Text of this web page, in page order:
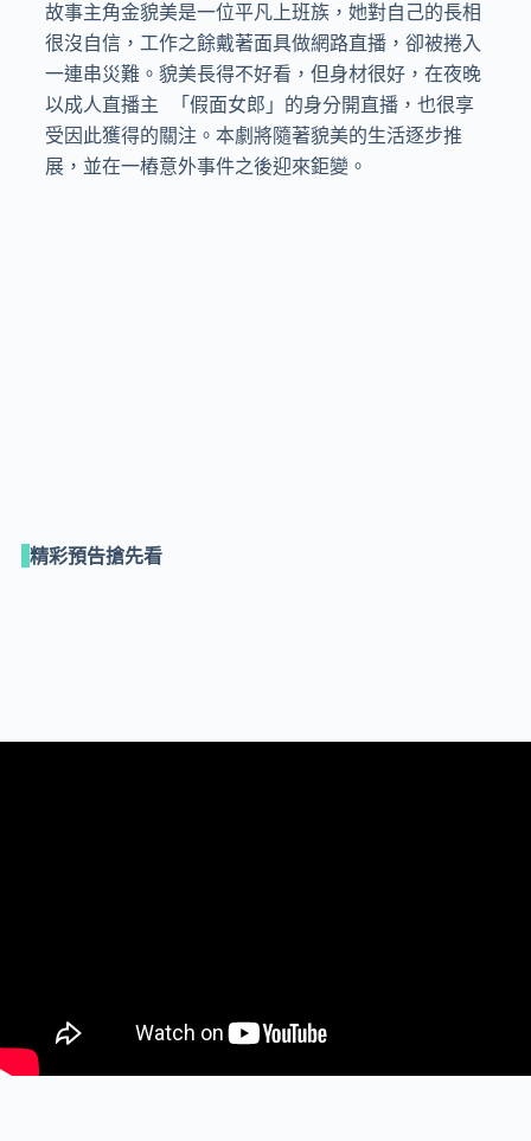
故事主角金貌美是一位平凡上班族，她對自己的長相
很沒自信，工作之餘戴著面具做網路直播，卻被捲入
一連串災難。貌美長得不好看，但身材很好，在夜晚
以成人直播主 「假面女郎」的身分開直播，也很享
受因此獲得的關注。本劇將隨著貌美的生活逐步推
展，並在一樁意外事件之後迎來鉅變。
精彩預告搶先看